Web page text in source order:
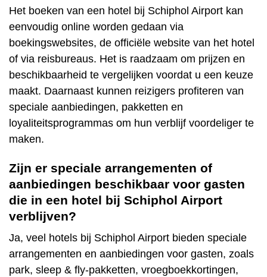
Het boeken van een hotel bij Schiphol Airport kan
eenvoudig online worden gedaan via
boekingswebsites, de officiële website van het hotel
of via reisbureaus. Het is raadzaam om prijzen en
beschikbaarheid te vergelijken voordat u een keuze
maakt. Daarnaast kunnen reizigers profiteren van
speciale aanbiedingen, pakketten en
loyaliteitsprogrammas om hun verblijf voordeliger te
maken.
Zijn er speciale arrangementen of
aanbiedingen beschikbaar voor gasten
die in een hotel bij Schiphol Airport
verblijven?
Ja, veel hotels bij Schiphol Airport bieden speciale
arrangementen en aanbiedingen voor gasten, zoals
park, sleep & fly-pakketten, vroegboekkortingen,